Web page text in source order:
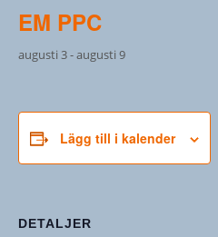
EM PPC
augusti 3-augusti 9
Lägg till i kalender
DETALJER